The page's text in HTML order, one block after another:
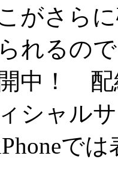
がさら
れるの
中！ 配
シャル
で